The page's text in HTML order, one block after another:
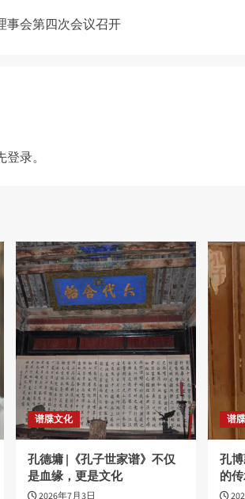
事会第四次会议召开
登录。
谱牒文化
孔德墉 |《孔子世家谱》不仅
是血缘，更是文化
谱
孔
的